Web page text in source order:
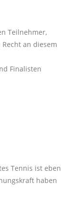
Teilnehmer,
an diesem
Finalisten
Tennis ist eben
haben